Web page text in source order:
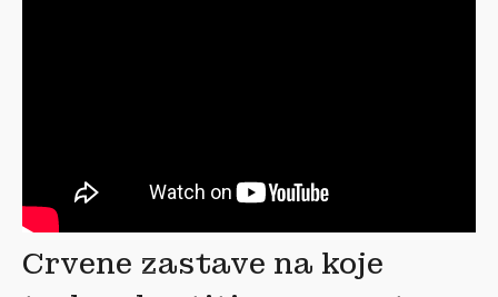
Crvene zastave na koje